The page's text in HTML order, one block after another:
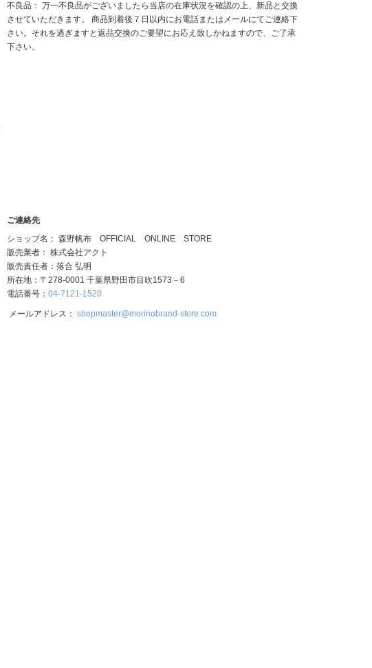
不良品： 万一不良品がございましたら当店の在庫状況を確認の上、新品と交換
させていただきます。 商品到着後７日以内にお電話またはメールにてご連絡下
さい。それを過ぎますと返品交換のご要望にお応え致しかねますので、ご了承
下さい。
ご連絡先
ショップ名： 森野帆布 OFFICIAL ONLINE STORE
販売業者： 株式会社アクト
販売責任者：落合 弘明
所在地：〒278-0001 千葉県野田市目吹1573－6
電話番号：04-7121-1520
メールアドレス：shopmaster@morinobrand-store.com